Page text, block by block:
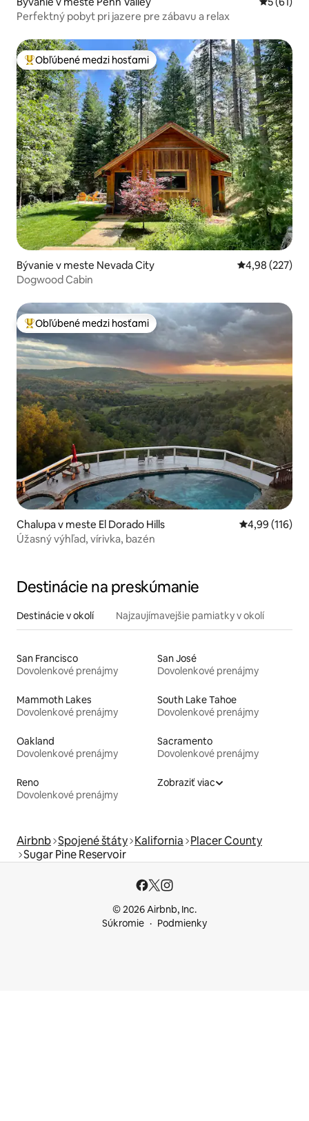
Perfektný pobyt pri jazere pre zábavu a relax
Najobľúbenejšie medzi hosťami
Obľúbené medzi hosťami
Bývanie v meste Nevada City Priemerné
4,98 (227)
Dogwood Cabin
Najobľúbenejšie medzi hosťami
Obľúbené medzi hosťami
Chalupa v meste El Dorado Hills Priemerné
4,99 (116)
Úžasný výhľad, vírivka, bazén
Destinácie na preskúmanie
Destinácie v okolí Najzaujímavejšie pamiatky v okolí
San Francisco
Dovolenkové prenájmy
San José
Dovolenkové prenájmy
Mammoth Lakes
Dovolenkové prenájmy
South Lake Tahoe
Dovolenkové prenájmy
Oakland
Dovolenkové prenájmy
Sacramento
Dovolenkové prenájmy
Reno
Dovolenkové prenájmy
Zobraziť viac
Airbnb Spojené štáty Kalifornia Placer County
Sugar Pine Reservoir
© 2026 Airbnb, Inc.
Súkromie
Podmienky